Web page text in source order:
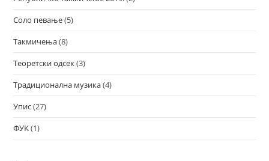
Соло певање(5)
Такмичења(8)
Теоретски одсек(3)
Традиционална музика(4)
Упис(27)
ФУК(1)